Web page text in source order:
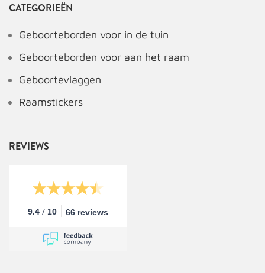
CATEGORIEËN
Geboorteborden voor in de tuin
Geboorteborden voor aan het raam
Geboortevlaggen
Raamstickers
REVIEWS
9.4 / 10 66 reviews